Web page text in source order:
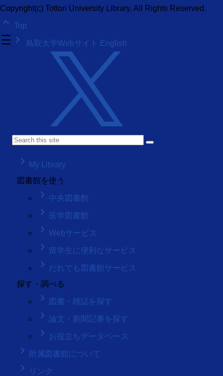
Copyright(c) Tottori University Library, All Rights Reserved.
keyboard_arrow_up Top
density_medium keyboard_arrow_right 鳥取大学Webサイト English
keyboard_arrow_right
My Library
図書館を使う
keyboard_arrow_right 中央図書館
keyboard_arrow_right 医学図書館
keyboard_arrow_right Webサービス
keyboard_arrow_right 留学生に便利なサービス
keyboard_arrow_right だれでも図書館サービス
探す・調べる
keyboard_arrow_right 図書・雑誌を探す
keyboard_arrow_right 論文・新聞記事を探す
keyboard_arrow_right お役立ちデータベース
keyboard_arrow_right 附属図書館について
keyboard_arrow_right リンク